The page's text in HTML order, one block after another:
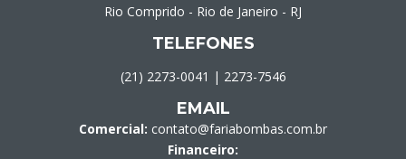
Rio Comprido - Rio de Janeiro - RJ
TELEFONES
(21) 2273-0041 | 2273-7546
EMAIL
Comercial: contato@fariabombas.com.br
Financeiro: